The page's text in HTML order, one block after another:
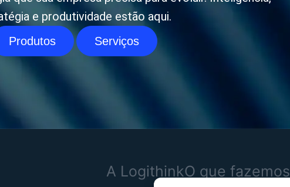
e produtividade estão aqui.
Produtos Serviços
A LogithinkO que fazemos